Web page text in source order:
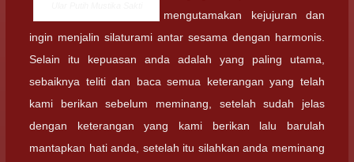
mengutamakan kejujuran dan
ingin menjalin silaturami antar sesama dengan harmonis.
Selain itu kepuasan anda adalah yang paling utama,
sebaiknya teliti dan baca semua keterangan yang telah
kami berikan sebelum meminang, setelah sudah jelas
dengan keterangan yang kami berikan lalu barulah
mantapkan hati anda, setelah itu silahkan anda meminang